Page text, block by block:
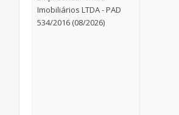
Imobiliários LTDA - PAD
534/2016 (08/2026)